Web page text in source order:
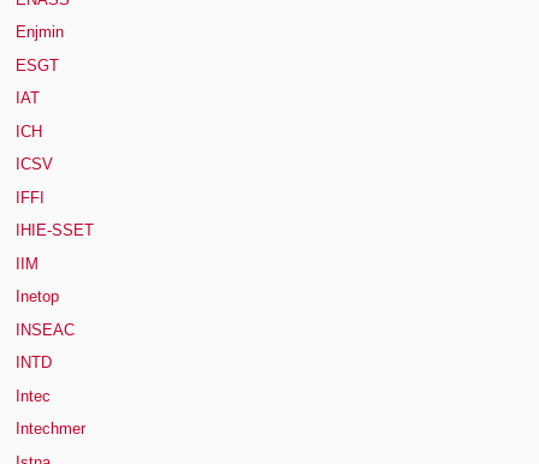
Enjmin
ESGT
IAT
ICH
ICSV
IFFI
IHIE-SSET
IIM
Inetop
INSEAC
INTD
Intec
Intechmer